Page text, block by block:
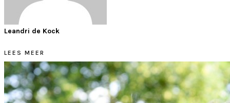
Leandri de Kock
LEES MEER